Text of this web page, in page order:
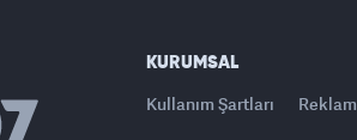
KURUMSAL
Kullanım Şartları Reklam